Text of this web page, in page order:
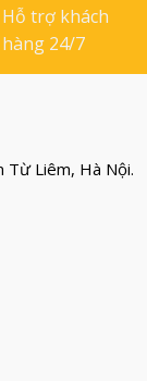
Hỗ trợ khách
hàng 24/7
Từ Liêm, Hà Nội.